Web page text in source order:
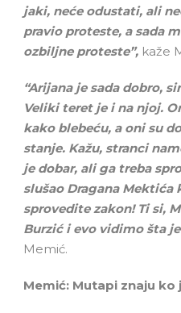
jaki, neće odustati, ali
pravio proteste, a sada
ozbiljne proteste”, kaže
“Arijana je sada dobro,
Veliki teret je i na njoj.
kako blebeću, a oni su
stanje. Kažu, stranci
je dobar, ali ga treba
slušao Dragana Mektića
sprovedite zakon! Ti si,
Burzić i evo vidimo šta
Memić.
Memić: Mutapi znaju ko